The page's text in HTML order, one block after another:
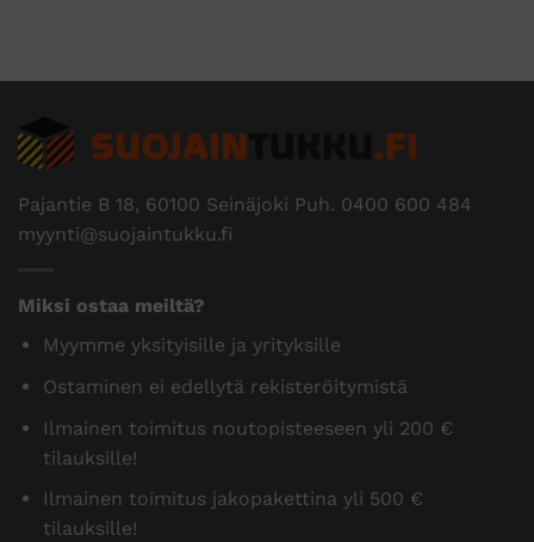
Pajantie B 18, 60100 Seinäjoki Puh. 0400 600 484
myynti@suojaintukku.fi
Miksi ostaa meiltä?
Myymme yksityisille ja yrityksille
Ostaminen ei edellytä rekisteröitymistä
Ilmainen toimitus noutopisteeseen yli 200 €
tilauksille!
Ilmainen toimitus jakopakettina yli 500 €
tilauksille!